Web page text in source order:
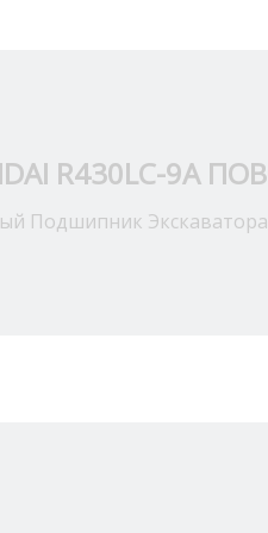
R430LC-9A
Подшипник Экскаватора